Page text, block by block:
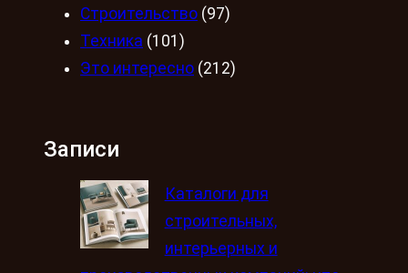
Строительство (97)
Техника (101)
Это интересно (212)
Записи
Каталоги для
строительных,
интерьерных и